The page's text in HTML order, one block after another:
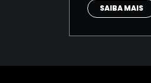
SAIBA MAIS